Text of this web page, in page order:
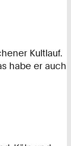
Kultlauf.
habe er auch